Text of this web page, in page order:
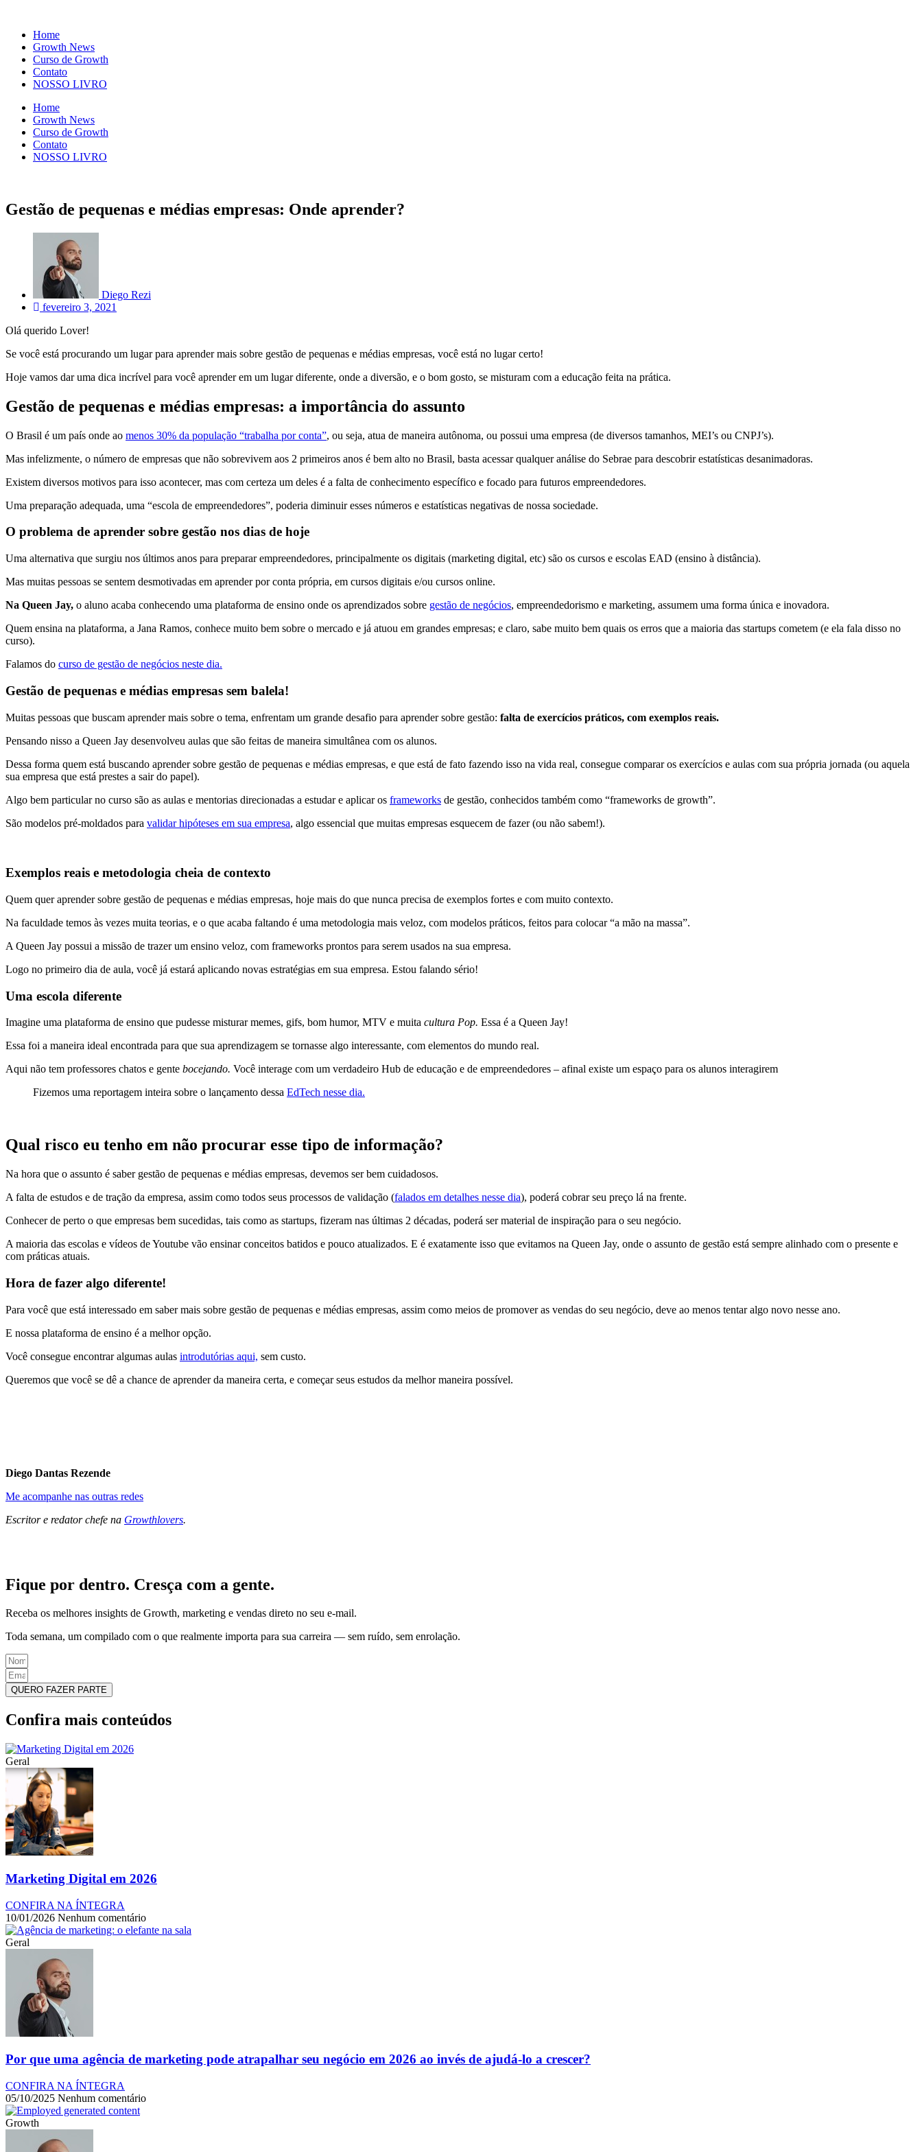
Home
Growth News
Curso de Growth
Contato
NOSSO LIVRO
Home
Growth News
Curso de Growth
Contato
NOSSO LIVRO
Gestão de pequenas e médias empresas: Onde aprender?
Diego Rezi
fevereiro 3, 2021
Olá querido Lover!
Se você está procurando um lugar para aprender mais sobre gestão de pequenas e médias empresas, você está no lugar certo!
Hoje vamos dar uma dica incrível para você aprender em um lugar diferente, onde a diversão, e o bom gosto, se misturam com a educação feita na prática.
Gestão de pequenas e médias empresas: a importância do assunto
O Brasil é um país onde ao menos 30% da população “trabalha por conta”, ou seja, atua de maneira autônoma, ou possui uma empresa (de diversos tamanhos, MEI’s ou CNPJ’s).
Mas infelizmente, o número de empresas que não sobrevivem aos 2 primeiros anos é bem alto no Brasil, basta acessar qualquer análise do Sebrae para descobrir estatísticas desanimadoras.
Existem diversos motivos para isso acontecer, mas com certeza um deles é a falta de conhecimento específico e focado para futuros empreendedores.
Uma preparação adequada, uma “escola de empreendedores”, poderia diminuir esses números e estatísticas negativas de nossa sociedade.
O problema de aprender sobre gestão nos dias de hoje
Uma alternativa que surgiu nos últimos anos para preparar empreendedores, principalmente os digitais (marketing digital, etc) são os cursos e escolas EAD (ensino à distância).
Mas muitas pessoas se sentem desmotivadas em aprender por conta própria, em cursos digitais e/ou cursos online.
Na Queen Jay, o aluno acaba conhecendo uma plataforma de ensino onde os aprendizados sobre gestão de negócios, empreendedorismo e marketing, assumem uma forma única e inovadora.
Quem ensina na plataforma, a Jana Ramos, conhece muito bem sobre o mercado e já atuou em grandes empresas; e claro, sabe muito bem quais os erros que a maioria das startups cometem (e ela fala disso no
curso).
Falamos do curso de gestão de negócios neste dia.
Gestão de pequenas e médias empresas sem balela!
Muitas pessoas que buscam aprender mais sobre o tema, enfrentam um grande desafio para aprender sobre gestão: falta de exercícios práticos, com exemplos reais.
Pensando nisso a Queen Jay desenvolveu aulas que são feitas de maneira simultânea com os alunos.
Dessa forma quem está buscando aprender sobre gestão de pequenas e médias empresas, e que está de fato fazendo isso na vida real, consegue comparar os exercícios e aulas com sua própria jornada (ou aquela
sua empresa que está prestes a sair do papel).
Algo bem particular no curso são as aulas e mentorias direcionadas a estudar e aplicar os frameworks de gestão, conhecidos também como “frameworks de growth”.
São modelos pré-moldados para validar hipóteses em sua empresa, algo essencial que muitas empresas esquecem de fazer (ou não sabem!).
Exemplos reais e metodologia cheia de contexto
Quem quer aprender sobre gestão de pequenas e médias empresas, hoje mais do que nunca precisa de exemplos fortes e com muito contexto.
Na faculdade temos às vezes muita teorias, e o que acaba faltando é uma metodologia mais veloz, com modelos práticos, feitos para colocar “a mão na massa”.
A Queen Jay possui a missão de trazer um ensino veloz, com frameworks prontos para serem usados na sua empresa.
Logo no primeiro dia de aula, você já estará aplicando novas estratégias em sua empresa. Estou falando sério!
Uma escola diferente
Imagine uma plataforma de ensino que pudesse misturar memes, gifs, bom humor, MTV e muita cultura Pop. Essa é a Queen Jay!
Essa foi a maneira ideal encontrada para que sua aprendizagem se tornasse algo interessante, com elementos do mundo real.
Aqui não tem professores chatos e gente bocejando. Você interage com um verdadeiro Hub de educação e de empreendedores – afinal existe um espaço para os alunos interagirem
Fizemos uma reportagem inteira sobre o lançamento dessa EdTech nesse dia.
Qual risco eu tenho em não procurar esse tipo de informação?
Na hora que o assunto é saber gestão de pequenas e médias empresas, devemos ser bem cuidadosos.
A falta de estudos e de tração da empresa, assim como todos seus processos de validação (falados em detalhes nesse dia), poderá cobrar seu preço lá na frente.
Conhecer de perto o que empresas bem sucedidas, tais como as startups, fizeram nas últimas 2 décadas, poderá ser material de inspiração para o seu negócio.
A maioria das escolas e vídeos de Youtube vão ensinar conceitos batidos e pouco atualizados. E é exatamente isso que evitamos na Queen Jay, onde o assunto de gestão está sempre alinhado com o presente e
com práticas atuais.
Hora de fazer algo diferente!
Para você que está interessado em saber mais sobre gestão de pequenas e médias empresas, assim como meios de promover as vendas do seu negócio, deve ao menos tentar algo novo nesse ano.
E nossa plataforma de ensino é a melhor opção.
Você consegue encontrar algumas aulas introdutórias aqui, sem custo.
Queremos que você se dê a chance de aprender da maneira certa, e começar seus estudos da melhor maneira possível.
Diego Dantas Rezende
Me acompanhe nas outras redes
Escritor e redator chefe na Growthlovers.
Fique por dentro. Cresça com a gente.
Receba os melhores insights de Growth, marketing e vendas direto no seu e-mail.
Toda semana, um compilado com o que realmente importa para sua carreira — sem ruído, sem enrolação.
QUERO FAZER PARTE
Confira mais conteúdos
Geral
Marketing Digital em 2026
CONFIRA NA ÍNTEGRA
10/01/2026 Nenhum comentário
Geral
Por que uma agência de marketing pode atrapalhar seu negócio em 2026 ao invés de ajudá-lo a crescer?
CONFIRA NA ÍNTEGRA
05/10/2025 Nenhum comentário
Growth